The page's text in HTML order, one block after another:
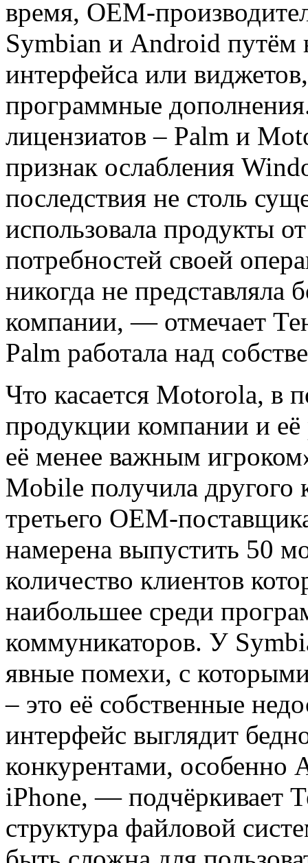
время, OEM-
Symbian и Android путём
интерфейса или
программные
лицензиатов – Palm и
признак ослабления
последствия не столь
использовала продукты
потребностей своей
никогда не представляла
компании, — отмечает
Palm работала над
Что касается Motorola, в
продукции компании и
её менее важным
Mobile получила
третьего OEM-
намерена выпустить 50
количество клиентов
наибольшее среди
коммуникаторов. У
явные помехи, с
– это её собственные
интерфейс выглядит
конкурентами, особенно
iPhone, — подчёркивает
структура файловой